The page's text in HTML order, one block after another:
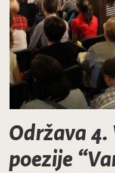
Održava 4.
poezije